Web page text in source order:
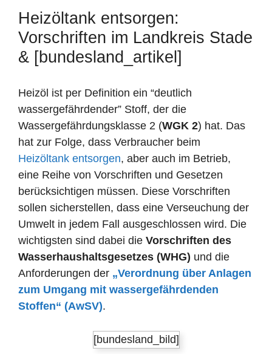
Heizöltank entsorgen:
Vorschriften im Landkreis Stade
& [bundesland_artikel]
Heizöl ist per Definition ein “deutlich
wassergefährdender” Stoff, der die
Wassergefährdungsklasse 2 (WGK 2) hat. Das
hat zur Folge, dass Verbraucher beim
Heizöltank entsorgen, aber auch im Betrieb,
eine Reihe von Vorschriften und Gesetzen
berücksichtigen müssen. Diese Vorschriften
sollen sicherstellen, dass eine Verseuchung der
Umwelt in jedem Fall ausgeschlossen wird. Die
wichtigsten sind dabei die Vorschriften des
Wasserhaushaltsgesetzes (WHG) und die
Anforderungen der „Verordnung über Anlagen
zum Umgang mit wassergefährdenden
Stoffen“ (AwSV).
[bundesland_bild]